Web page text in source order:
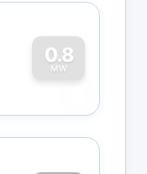
0.8
MW
0